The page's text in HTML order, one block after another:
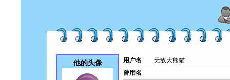
他的头像 用户名
无敌大熊猫
曾用名